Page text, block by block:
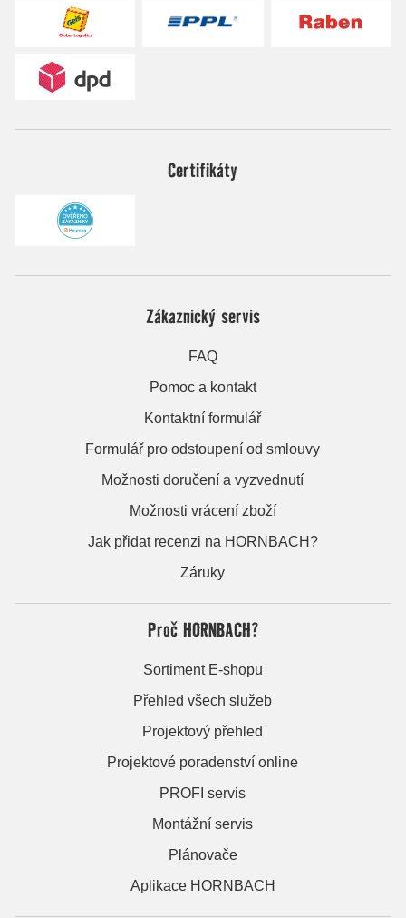
Certifikáty
Zákaznický servis
FAQ
Pomoc a kontakt
Kontaktní formulář
Formulář pro odstoupení od smlouvy
Možnosti doručení a vyzvednutí
Možnosti vrácení zboží
Jak přidat recenzi na HORNBACH?
Záruky
Proč HORNBACH?
Sortiment E-shopu
Přehled všech služeb
Projektový přehled
Projektové poradenství online
PROFI servis
Montážní servis
Plánovače
Aplikace HORNBACH